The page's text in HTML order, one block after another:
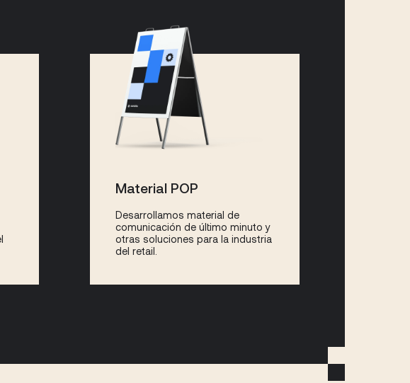
Material POP
Desarrollamos material de
comunicación de último minuto y
otras soluciones para la industria
del retail.